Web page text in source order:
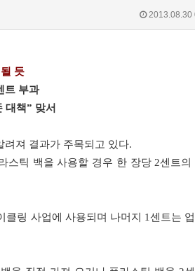
2013.08.30
듯
트 부과
대책” 맞서
져 결과가 주목되고 있다.
스틱 백을 사용할 경우 한 장당 2센트의
링 사업에 사용되며 나머지 1센트는 업